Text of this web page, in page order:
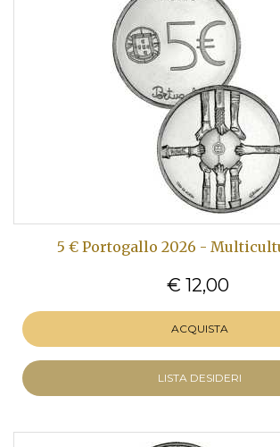
5 € Portogallo 2026 -
€ 12,00
ACQUISTA
LISTA DESIDERI